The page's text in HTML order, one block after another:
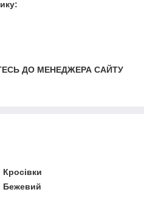
ДО МЕНЕДЖЕРА САЙТУ
Кросівки
Бежевий